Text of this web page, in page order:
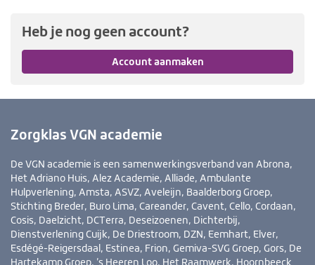
Heb je nog geen account?
Account aanmaken
Zorgklas VGN academie
De VGN academie is een samenwerkingsverband van Abrona,
Het Adriano Huis, Alez Academie, Alliade, Ambulante
Hulpverlening, Amsta, ASVZ, Aveleijn, Baalderborg Groep,
Stichting Breder, Buro Lima, Careander, Cavent, Cello, Cordaan,
Cosis, Daelzicht, DCTerra, Deseizoenen, Dichterbij,
Dienstverlening Cuijk, De Driestroom, DZN, Eemhart, Elver,
Esdégé-Reigersdaal, Estinea, Frion, Gemiva-SVG Groep, Gors, De
Hartekamp Groep, ’s Heeren Loo, Het Raamwerk, Hoornbeeck